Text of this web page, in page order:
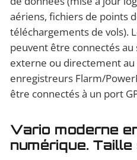
aériens, fichiers de points
téléchargements de vols).
peuvent être connectés
externe ou directement au
enregistreurs Flarm/
être connectés à un port
Vario moderne
numérique.